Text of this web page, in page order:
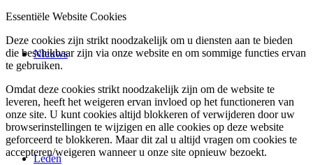
Nieuws
Leden
Essentiële Website Cookies
Deze cookies zijn strikt noodzakelijk om u diensten aan te bieden
die beschikbaar zijn via onze website en om sommige functies ervan
te gebruiken.
Omdat deze cookies strikt noodzakelijk zijn om de website te
leveren, heeft het weigeren ervan invloed op het functioneren van
onze site. U kunt cookies altijd blokkeren of verwijderen door uw
browserinstellingen te wijzigen en alle cookies op deze website
geforceerd te blokkeren. Maar dit zal u altijd vragen om cookies te
accepteren/weigeren wanneer u onze site opnieuw bezoekt.